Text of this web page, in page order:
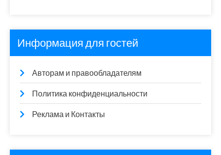
Информация для гостей
Авторам и правообладателям
Политика конфиденциальности
Реклама и Контакты